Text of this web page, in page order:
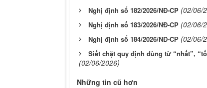
Nghị định số 182/2026/NĐ-CP (02/06/
Nghị định số 183/2026/NĐ-CP (02/06/
Nghị định số 184/2026/NĐ-CР (02/06/
Siết chặt quy định dùng từ “nhất”,
(02/06/2026)
Những tin cũ hơn